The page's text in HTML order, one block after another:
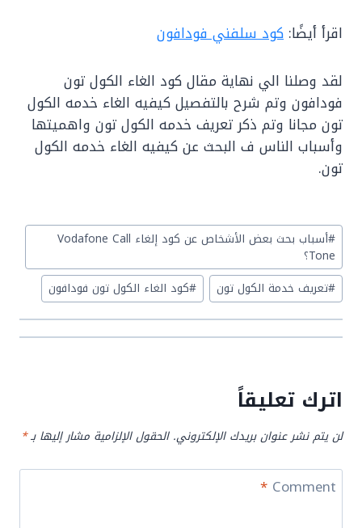
اقرأ أيضًا: كود سلفني فودافون
لقد وصلنا الي نهاية مقال كود الغاء الكول تون
فودافون وتم شرح بالتفصيل كيفيه الغاء خدمه الكول
تون مجانا وتم ذكر تعريف خدمه الكول تون واهميتها
وأسباب الناس ف البحث عن كيفيه الغاء خدمه الكول
تون.
Post
Tags:
#
أسباب بحث بعض الأشخاص عن كود إلغاء Vodafone Call
Tone؟
#تعريف خدمة الكول تون #كود الغاء الكول تون فودافون
اترك تعليقاً
لن يتم نشر عنوان بريدك الإلكتروني. الحقول الإلزامية مشار إليها بـ*
Comment
*